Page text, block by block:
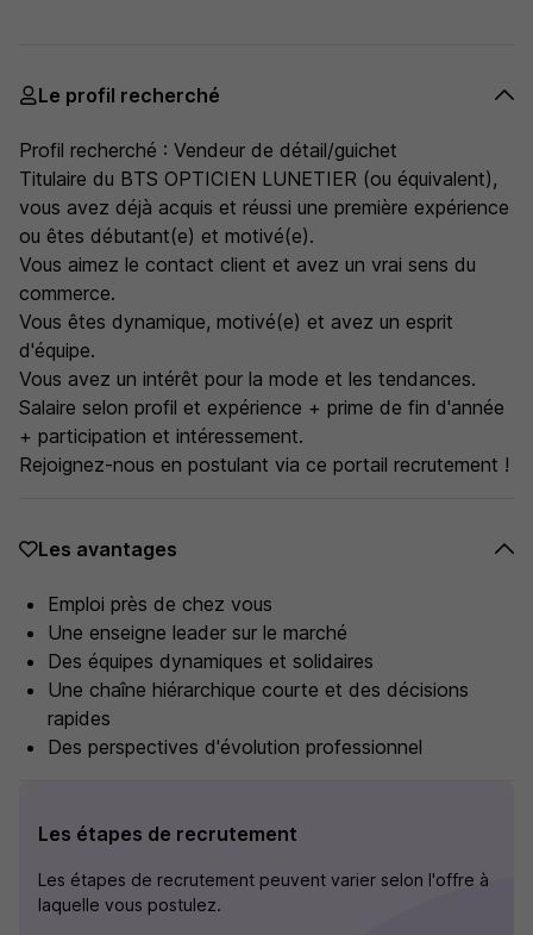
Le profil recherché
Profil recherché : Vendeur de détail/guichet
Titulaire du BTS OPTICIEN LUNETIER (ou équivalent),
vous avez déjà acquis et réussi une première expérience
ou êtes débutant(e) et motivé(e).
Vous aimez le contact client et avez un vrai sens du
commerce.
Vous êtes dynamique, motivé(e) et avez un esprit
d'équipe.
Vous avez un intérêt pour la mode et les tendances.
Salaire selon profil et expérience + prime de fin d'année
+ participation et intéressement.
Rejoignez-nous en postulant via ce portail recrutement !
Les avantages
Emploi près de chez vous
Une enseigne leader sur le marché
Des équipes dynamiques et solidaires
Une chaîne hiérarchique courte et des décisions
rapides
Des perspectives d'évolution professionnel
Les étapes de recrutement
Les étapes de recrutement peuvent varier selon l'offre à
laquelle vous postulez.